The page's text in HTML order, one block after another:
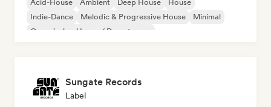
Acid-House Ambient Deep House
House
Indie-Dance
Melodic & Progressive House
Minimal
Organischer House / Downtempo
Sungate Records
Label